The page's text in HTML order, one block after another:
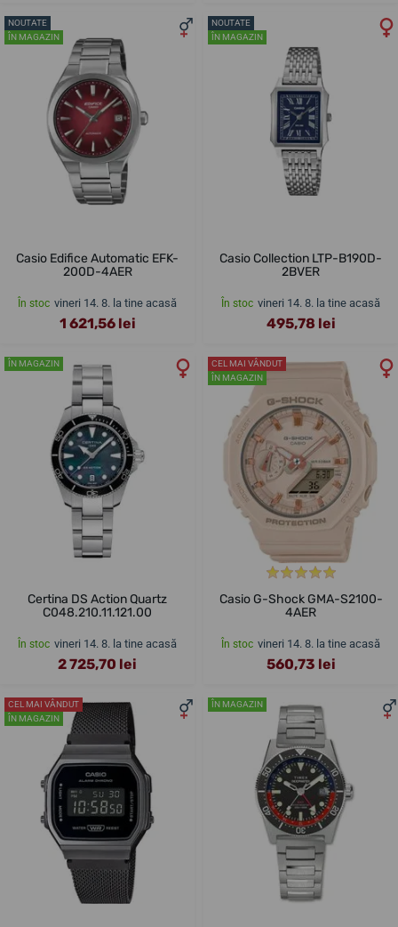
NOUTATE
ÎN MAGAZIN
Casio Edifice Automatic EFK-
200D-4AER
În stoc vineri 14. 8. la tine acasă
1 621,56 lei
NOUTATE
ÎN MAGAZIN
Casio Collection LTP-B190D-
2BVER
În stoc vineri 14. 8. la tine acasă
495,78 lei
ÎN MAGAZIN
Certina DS Action Quartz
C048.210.11.121.00
În stoc vineri 14. 8. la tine acasă
2 725,70 lei
CEL MAI VÂNDUT
ÎN MAGAZIN
Casio G-Shock GMA-S2100-
4AER
În stoc vineri 14. 8. la tine acasă
560,73 lei
CEL MAI VÂNDUT
ÎN MAGAZIN
ÎN MAGAZIN